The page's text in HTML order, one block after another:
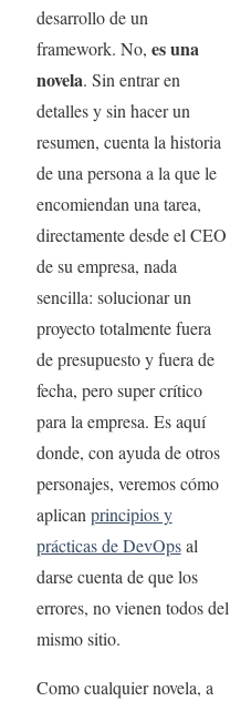
desarrollo de un
framework. No, es una
novela. Sin entrar en
detalles y sin hacer un
resumen, cuenta la historia
de una persona a la que le
encomiendan una tarea,
directamente desde el CEO
de su empresa, nada
sencilla: solucionar un
proyecto totalmente fuera
de presupuesto y fuera de
fecha, pero super crítico
para la empresa. Es aquí
donde, con ayuda de otros
personajes, veremos cómo
aplicanprincipios y
prácticas de DevOpsal
darse cuenta de que los
errores, no vienen todos del
mismo sitio.
Como cualquier novela, a